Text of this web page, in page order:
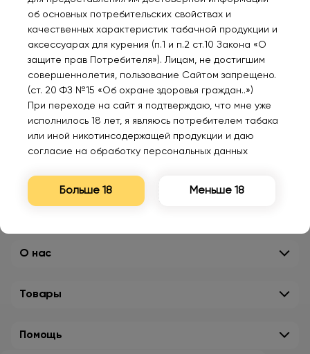
390₽ 390₽
О нас
Товары
Помощь
об основных потребительских свойствах и
качественных характеристик табачной продукции и
аксессуарах для курения (п.1 и п.2 ст.10 Закона «О
защите прав Потребителя»). Лицам, не достигшим
совершеннолетия, пользование Сайтом запрещено.
(ст. 20 ФЗ №15 «Об охране здоровья граждан..»)
При переходе на сайт я подтверждаю, что мне уже
исполнилось 18 лет, я являюсь потребителем табака
или иной никотинсодержащей продукции и даю
согласие на обработку персональных данных
Больше 18 Меньше 18